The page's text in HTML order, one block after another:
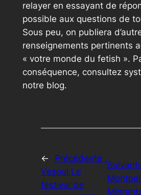
relayer en essayant de
possible aux questions de
Sous peu, on publiera
renseignements pertinents
« votre monde du fetish ».
conséquence, consultez
notre blog.
←
Précédente :
Vesoul Le
festival de